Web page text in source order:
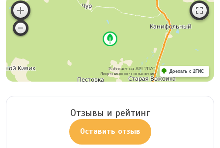
Работает на API 2ГИС
Лицензионное соглашение
Доехать с 2ГИС
Отзывы и рейтинг
Оставить отзыв